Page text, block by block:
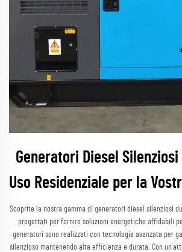
Generatori Diesel
Uso Residenziale per la
Scoprite la nostra gamma di generatori diesel silenziosi
progettati per fornire soluzioni energetiche affidabili
generatori sono realizzati con tecnologia avanzata per
silenzioso mantenendo alta efficienza e durata. Con